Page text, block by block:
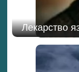
Лекарство